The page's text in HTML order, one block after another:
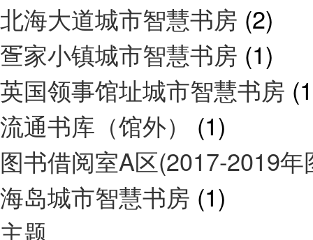
北海大道城市智慧书房 (2)
疍家小镇城市智慧书房 (1)
英国领事馆址城市智慧书房
流通书库（馆外） (1)
图书借阅室A区(2017-2019
海岛城市智慧书房 (1)
主题